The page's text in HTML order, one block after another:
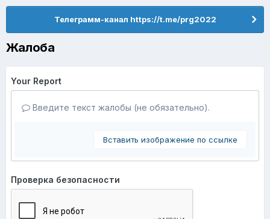
Телеграмм-канал https://t.me/prg2022
Жалоба
Your Report
Введите текст жалобы (не обязательно).
Вставить изображение по ссылке
Проверка безопасности